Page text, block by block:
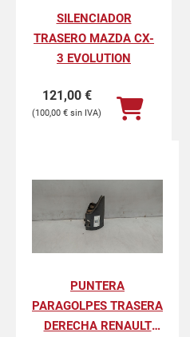
SILENCIADOR
TRASERO MAZDA CX-
3 EVOLUTION
121,00 €
100,00 €
PUNTERA
PARAGOLPES TRASERA
DERECHA RENAULT